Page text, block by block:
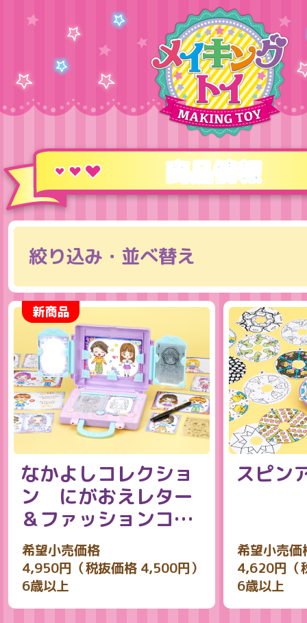
商品情報
絞り込み・並べ替え
なかよしコレクショ
ン にがおえレター
＆ファッションコー
デ
希望小売価格
4,950円（税抜価格 4,500円）
6歳以上
スピン
希望小売価
4,620円（
6歳以上